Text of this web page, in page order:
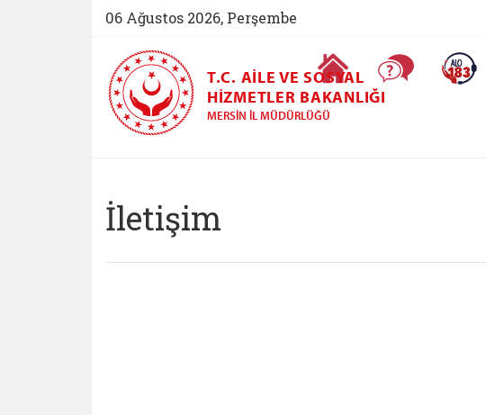
06 Ağustos 2026, Perşembe
Ana Sayfa Sıkça
T.C. AILE VE SOSYAL
HIZMETLER BAKANLIĞI
MERSIN İL MÜDÜRLÜĞÜ
İletişim